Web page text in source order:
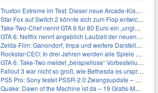
Truxton Extreme im Test: Dieser neue Arcade-Klassiker verzeiht dir gar nichts
Star Fox auf Switch 2 könnte sich zum Flop entwickeln
Take-Two-Chef nennt GTA 6 für 80 Euro ein „unglaubliches Schnäppchen“
GTA 6: Netflix nennt angeblich Laufzeit der neuen Gameplay-Präsentation
Zelda-Film: Ganondorf, Impa und weitere Darsteller sollen feststehen
Rockstar-CEO: In drei Jahren werden alle Spiele gestreamt
GTA 6: Take-Two meldet „beispiellose“ Vorbestellungen – und nennt sie im selben Atemzug unkalkulierbar
Fallout 3 war nicht so groß, wie Bethesda es ursprünglich wollte
PS5 Pro: Sony testet PSSR-2.0 Zwangsupdate – und das ist gut so
Quake: Dawn of the Machine ist da – 19 Gratis-Maps von MachineGames zum 30. Jubiläum